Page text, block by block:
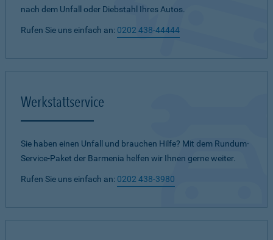
nach dem Unfall oder Diebstahl Ihres Autos.
Rufen Sie uns einfach an: 0202 438-44444
Werkstattservice
Sie haben einen Unfall und brauchen Hilfe? Mit dem Rundum-
Service-Paket der Barmenia helfen wir Ihnen gerne weiter.
Rufen Sie uns einfach an: 0202 438-3980